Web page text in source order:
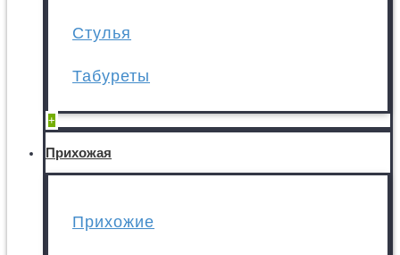
Стулья
Табуреты
+
Прихожая
Прихожие